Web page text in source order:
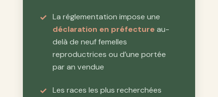
La réglementation impose une
déclaration en préfectureau-
delà de neuf femelles
reproductrices ou d’une portée
par an vendue
Les races les plus recherchées